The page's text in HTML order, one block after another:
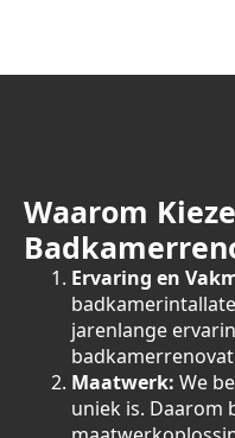
Waarom
Ervaring en
jarenlange
Maatwerk: We
uniek is. Daarom